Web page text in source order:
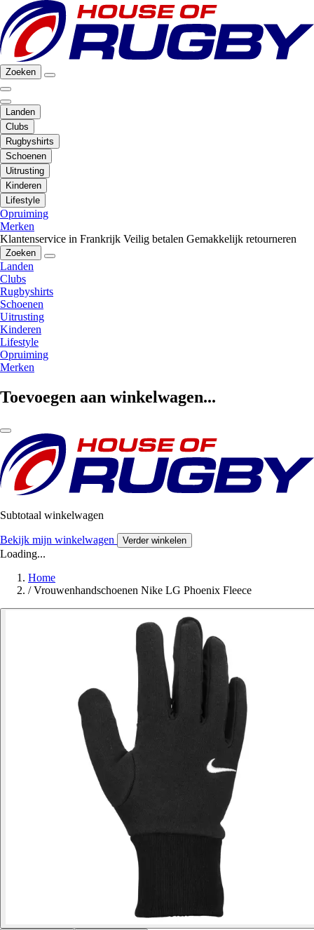
Zoeken
Landen
Clubs
Rugbyshirts
Schoenen
Uitrusting
Kinderen
Lifestyle
Opruiming
Merken
Klantenservice in Frankrijk Veilig betalen Gemakkelijk retourneren
Zoeken
Landen
Clubs
Rugbyshirts
Schoenen
Uitrusting
Kinderen
Lifestyle
Opruiming
Merken
Toevoegen aan winkelwagen...
Subtotaal winkelwagen
Bekijk mijn winkelwagen Verder winkelen
Loading...
Home
/ Vrouwenhandschoenen Nike LG Phoenix Fleece